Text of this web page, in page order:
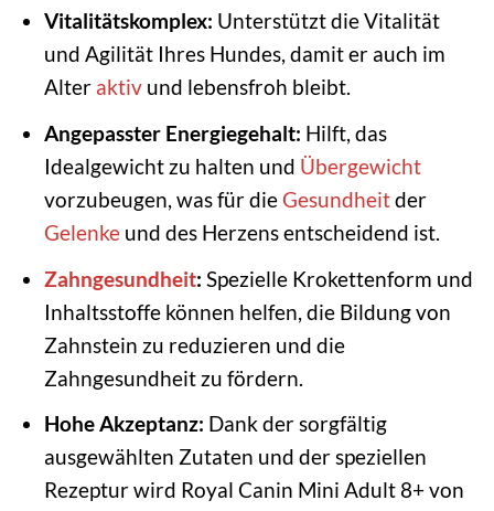
Vitalitätskomplex: Unterstützt die Vitalität
und Agilität Ihres Hundes, damit er auch im
Alter aktivund lebensfroh bleibt.
Angepasster Energiegehalt: Hilft, das
Idealgewicht zu halten und Übergewicht
vorzubeugen, was für die Gesundheitder
Gelenkeund des Herzens entscheidend ist.
Zahngesundheit: Spezielle Krokettenform und
Inhaltsstoffe können helfen, die Bildung von
Zahnstein zu reduzieren und die
Zahngesundheit zu fördern.
Hohe Akzeptanz: Dank der sorgfältig
ausgewählten Zutaten und der speziellen
Rezeptur wird Royal Canin Mini Adult 8+ von